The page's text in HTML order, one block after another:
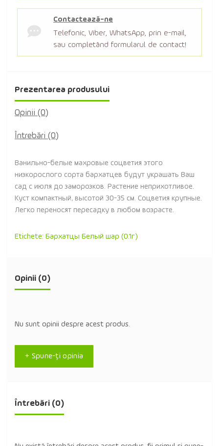
Contactează-ne
Telefonic, Viber, WhatsApp, prin e-mail,
sau completând formularul de contact!
Prezentarea produsului
Opinii (0)
Întrebări (0)
Ванильно-белые махровые соцветия этого
низкорослого сорта бархатцев будут украшать Ваш
сад с июля до заморозков. Растение неприхотливое.
Куст компактный, высотой 30-35 см. Соцветия крупные.
Легко переносят пересадку в любом возрасте.
Etichete: Бархатцы Белый шар (0.1г)
Opinii (0)
Nu sunt opinii despre acest produs.
+ Spune-ţi opinia
Întrebări (0)